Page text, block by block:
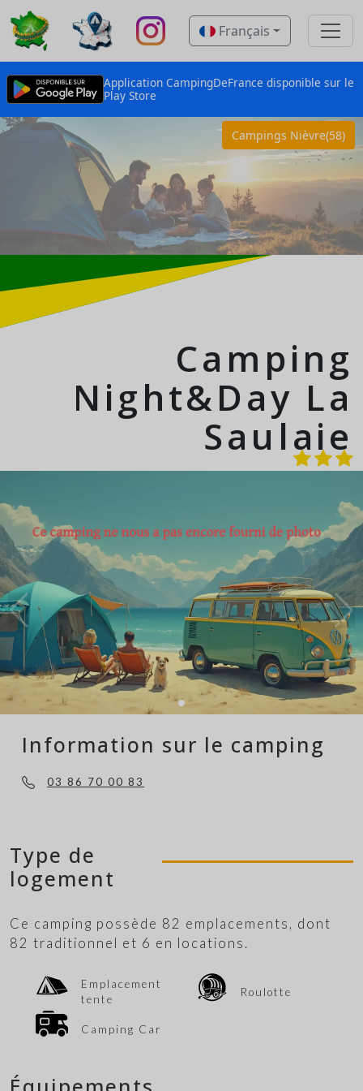
Français
Application CampingDeFrance disponible sur le
Play Store
Campings Nièvre(58)
Camping
Night&Day La
Saulaie
Information sur le camping
03 86 70 00 83
Type de
logement
Ce camping possède 82 emplacements, dont
82 traditionnel et 6 en locations.
Emplacement
tente
Roulotte
Camping Car